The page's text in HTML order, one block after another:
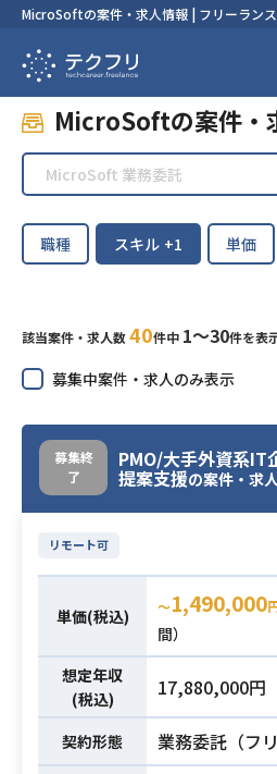
MicroSoftの案件・求人情報 | フリーラン
MicroSoftの案件・
職種 スキル +1 単価
該当案件・求人数40件中 1〜30件を表
募集中案件・求人のみ表示
募集終
了
PMO/大手外資系IT
提案支援の案件・求人
リモート可
単価(税込) 〜1,490,000
間）
想定年収
(税込)
17,880,000円
契約形態 業務委託（フ